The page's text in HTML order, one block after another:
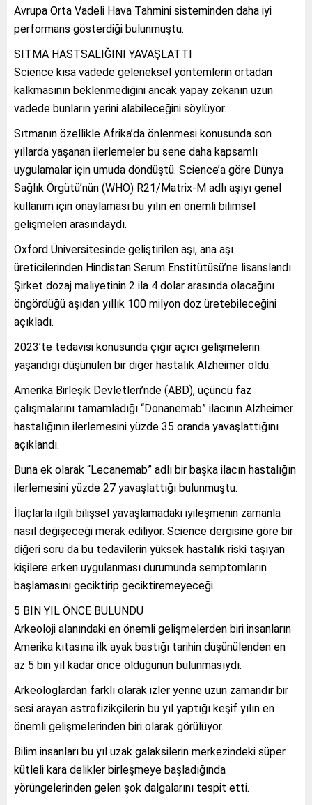
Avrupa Orta Vadeli Hava Tahmini sisteminden daha iyi
performans gösterdiği bulunmuştu.
SITMA HASTSALIĞINI YAVAŞLATTI
Science kısa vadede geleneksel yöntemlerin ortadan
kalkmasının beklenmediğini ancak yapay zekanın uzun
vadede bunların yerini alabileceğini söylüyor.
Sıtmanın özellikle Afrika’da önlenmesi konusunda son
yıllarda yaşanan ilerlemeler bu sene daha kapsamlı
uygulamalar için umuda döndüştü. Science’a göre Dünya
Sağlık Örgütü’nün (WHO) R21/Matrix-M adlı aşıyı genel
kullanım için onaylaması bu yılın en önemli bilimsel
gelişmeleri arasındaydı.
Oxford Üniversitesinde geliştirilen aşı, ana aşı
üreticilerinden Hindistan Serum Enstitütüsü’ne lisanslandı.
Şirket dozaj maliyetinin 2 ila 4 dolar arasında olacağını
öngördüğü aşıdan yıllık 100 milyon doz üretebileceğini
açıkladı.
2023’te tedavisi konusunda çığır açıcı gelişmelerin
yaşandığı düşünülen bir diğer hastalık Alzheimer oldu.
Amerika Birleşik Devletleri’nde (ABD), üçüncü faz
çalışmalarını tamamladığı “Donanemab” ilacının Alzheimer
hastalığının ilerlemesini yüzde 35 oranda yavaşlattığını
açıklandı.
Buna ek olarak “Lecanemab” adlı bir başka ilacın hastalığın
ilerlemesini yüzde 27 yavaşlattığı bulunmuştu.
İlaçlarla ilgili bilişsel yavaşlamadaki iyileşmenin zamanla
nasıl değişeceği merak ediliyor. Science dergisine göre bir
diğeri soru da bu tedavilerin yüksek hastalık riski taşıyan
kişilere erken uygulanması durumunda semptomların
başlamasını geciktirip geciktiremeyeceği.
5 BİN YIL ÖNCE BULUNDU
Arkeoloji alanındaki en önemli gelişmelerden biri insanların
Amerika kıtasına ilk ayak bastığı tarihin düşünülenden en
az 5 bin yıl kadar önce olduğunun bulunmasıydı.
Arkeologlardan farklı olarak izler yerine uzun zamandır bir
sesi arayan astrofizikçilerin bu yıl yaptığı keşif yılın en
önemli gelişmelerinden biri olarak görülüyor.
Bilim insanları bu yıl uzak galaksilerin merkezindeki süper
kütleli kara delikler birleşmeye başladığında
yörüngelerinden gelen şok dalgalarını tespit etti.